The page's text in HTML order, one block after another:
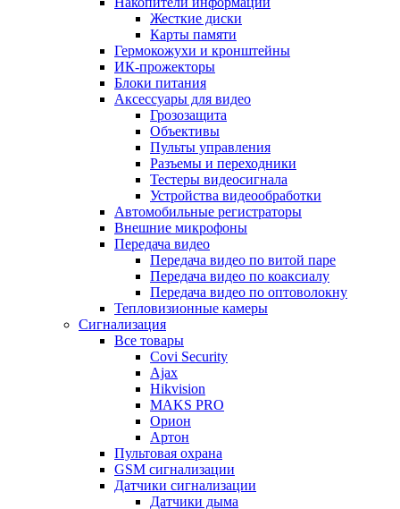
Жесткие диски
Карты памяти
Гермокожухи и кронштейны
ИК-прожекторы
Блоки питания
Аксессуары для видео
Грозозащита
Объективы
Пульты управления
Разъемы и переходники
Тестеры видеосигнала
Устройства видеообработки
Автомобильные регистраторы
Внешние микрофоны
Передача видео
Передача видео по витой паре
Передача видео по коаксиалу
Передача видео по оптоволокну
Тепловизионные камеры
Сигнализация
Все товары
Covi Security
Ajax
Hikvision
MAKS PRO
Орион
Артон
Пультовая охрана
GSM сигнализации
Датчики сигнализации
Датчики дыма